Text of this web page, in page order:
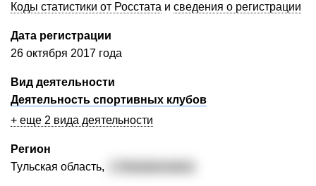
Коды статистики от Росстата и сведения о регистрации
Дата регистрации
26 октября 2017 года
Вид деятельности
Деятельность спортивных клубов
+ еще 2 вида деятельности
Регион
Тульская область,